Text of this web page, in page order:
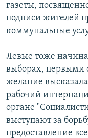
газеты,
подписи жителей
коммунальные
Левые тоже
выборах, первыми
желание
рабочий
органе
выступают за
предоставление